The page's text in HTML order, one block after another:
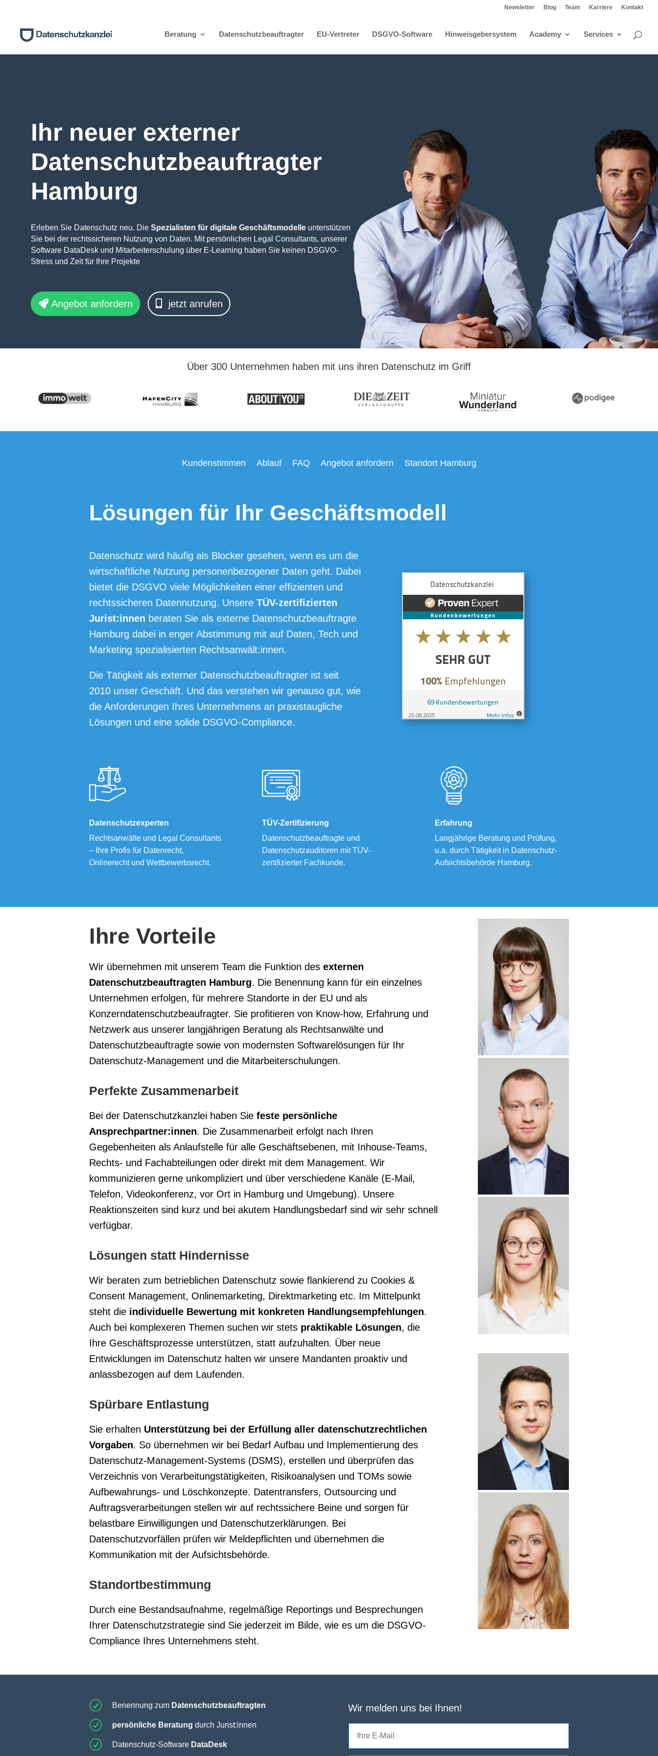
Newsletter Blog Team Karriere Kontakt
Beratung Datenschutzbeauftragter EU-Vertreter DSGVO-Software Hinweisgebersystem Academy Services
Ihr neuer externer
Datenschutzbeauftragter
Hamburg
Erleben Sie Datenschutz neu. Die Spezialisten für digitale Geschäftsmodelleunterstützen
Sie bei der rechtssicheren Nutzung von Daten. Mit persönlichen Legal Consultants, unserer
Software DataDesk und Mitarbeiterschulung über E-Learning haben Sie keinen DSGVO-
Stress und Zeit für Ihre Projekte
Angebot anfordern jetzt anrufen
Über 300 Unternehmen haben mit uns ihren Datenschutz im Griff
Kundenstimmen Ablauf FAQ Angebot anfordern Standort Hamburg
Lösungen für Ihr Geschäftsmodell
Datenschutz wird häufig als Blocker gesehen, wenn es um die
wirtschaftliche Nutzung personenbezogener Daten geht. Dabei
bietet die DSGVO viele Möglichkeiten einer effizienten und
rechtssicheren Datennutzung. Unsere TÜV-zertifizierten
Jurist:innen beraten Sie als externe Datenschutzbeauftragte
Hamburg dabei in enger Abstimmung mit auf Daten, Tech und
Marketing spezialisierten Rechtsanwält:innen.
Die Tätigkeit als externer Datenschutzbeauftragter ist seit
2010 unser Geschäft. Und das verstehen wir genauso gut, wie
die Anforderungen Ihres Unternehmens an praxistaugliche
Lösungen und eine solide DSGVO-Compliance.
Datenschutzexperten
Rechtsanwälte und Legal Consultants
– Ihre Profis für Datenrecht,
Onlinerecht und Wettbewerbsrecht.
TÜV-Zertifizierung
Datenschutzbeauftragte und
Datenschutzauditoren mit TÜV-
zertifizierter Fachkunde.
Erfahrung
Langjährige Beratung und Prüfung,
u.a. durch Tätigkeit in Datenschutz-
Aufsichtsbehörde Hamburg.
Ihre Vorteile
Wir übernehmen mit unserem Team die Funktion des externen
Datenschutzbeauftragten Hamburg. Die Benennung kann für ein einzelnes
Unternehmen erfolgen, für mehrere Standorte in der EU und als
Konzerndatenschutzbeaufragter. Sie profitieren von Know-how, Erfahrung und
Netzwerk aus unserer langjährigen Beratung als Rechtsanwälte und
Datenschutzbeauftragte sowie von modernsten Softwarelösungen für Ihr
Datenschutz-Management und die Mitarbeiterschulungen.
Perfekte Zusammenarbeit
Bei der Datenschutzkanzlei haben Sie feste persönliche
Ansprechpartner:innen. Die Zusammenarbeit erfolgt nach Ihren
Gegebenheiten als Anlaufstelle für alle Geschäftsebenen, mit Inhouse-Teams,
Rechts- und Fachabteilungen oder direkt mit dem Management. Wir
kommunizieren gerne unkompliziert und über verschiedene Kanäle (E-Mail,
Telefon, Videokonferenz, vor Ort in Hamburg und Umgebung). Unsere
Reaktionszeiten sind kurz und bei akutem Handlungsbedarf sind wir sehr schnell
verfügbar.
Lösungen statt Hindernisse
Wir beraten zum betrieblichen Datenschutz sowie flankierend zu Cookies &
Consent Management, Onlinemarketing, Direktmarketing etc. Im Mittelpunkt
steht die individuelle Bewertung mit konkreten Handlungsempfehlungen.
Auch bei komplexeren Themen suchen wir stets praktikable Lösungen, die
Ihre Geschäftsprozesse unterstützen, statt aufzuhalten. Über neue
Entwicklungen im Datenschutz halten wir unsere Mandanten proaktiv und
anlassbezogen auf dem Laufenden.
Spürbare Entlastung
Sie erhalten Unterstützung bei der Erfüllung aller datenschutzrechtlichen
Vorgaben. So übernehmen wir bei Bedarf Aufbau und Implementierung des
Datenschutz-Management-Systems (DSMS), erstellen und überprüfen das
Verzeichnis von Verarbeitungstätigkeiten, Risikoanalysen und TOMs sowie
Aufbewahrungs- und Löschkonzepte. Datentransfers, Outsourcing und
Auftragsverarbeitungen stellen wir auf rechtssichere Beine und sorgen für
belastbare Einwilligungen und Datenschutzerklärungen. Bei
Datenschutzvorfällen prüfen wir Meldepflichten und übernehmen die
Kommunikation mit der Aufsichtsbehörde.
Standortbestimmung
Durch eine Bestandsaufnahme, regelmäßige Reportings und Besprechungen
Ihrer Datenschutzstrategie sind Sie jederzeit im Bilde, wie es um die DSGVO-
Compliance Ihres Unternehmens steht.
R Benennung zum Datenschutzbeauftragten
R persönliche Beratung durch Jurist:innen
R Datenschutz-Software DataDesk
Wir melden uns bei Ihnen!